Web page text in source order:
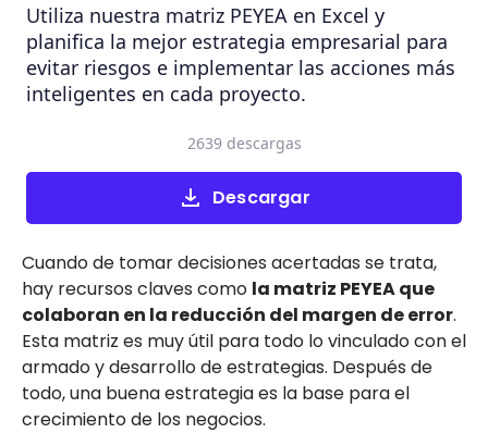
Utiliza nuestra matriz PEYEA en Excel y
planifica la mejor estrategia empresarial para
evitar riesgos e implementar las acciones más
inteligentes en cada proyecto.
Descargar
2639 descargas
Cuando de tomar decisiones acertadas se trata,
hay recursos claves como la matriz PEYEA que
colaboran en la reducción del margen de error.
Esta matriz es muy útil para todo lo vinculado con el
armado y desarrollo de estrategias. Después de
todo, una buena estrategia es la base para el
crecimiento de los negocios.